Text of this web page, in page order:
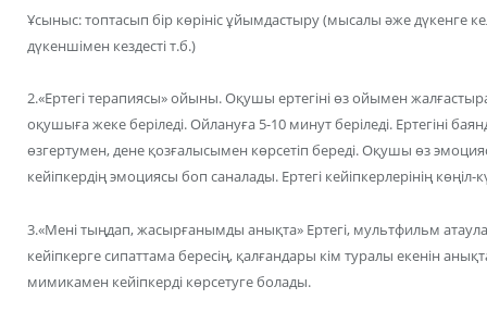
Ұсыныс: топтасып бір көрініс ұйымдастыру (мысалы әже дүкенге
дүкеншімен кездесті т.б.)
2.«Ертегі терапиясы» ойыны. Оқушы ертегіні өз ойымен
оқушыға жеке беріледі. Ойлануға 5-10 минут беріледі. Ертегіні
өзгертумен, дене қозғалысымен көрсетіп береді. Оқушы өз
кейіпкердің эмоциясы боп саналады. Ертегі кейіпкерлерінің көңіл-
3.«Мені тыңдап, жасырғанымды анықта» Ертегі, мультфильм
кейіпкерге сипаттама бересің, қалғандары кім туралы екенін
мимикамен кейіпкерді көрсетуге болады.